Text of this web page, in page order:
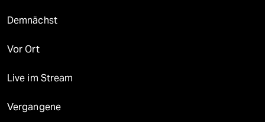
Demnächst
Vor Ort
Live im Stream
Vergangene